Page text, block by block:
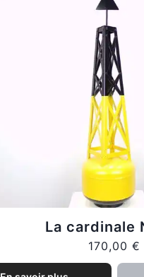
La cardinale
170,00 €